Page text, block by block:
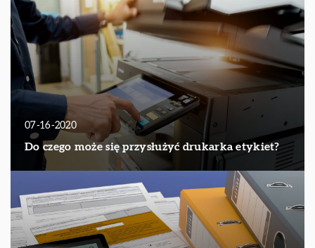
07-16-2020
Do czego może się przysłużyć drukarka etykiet?